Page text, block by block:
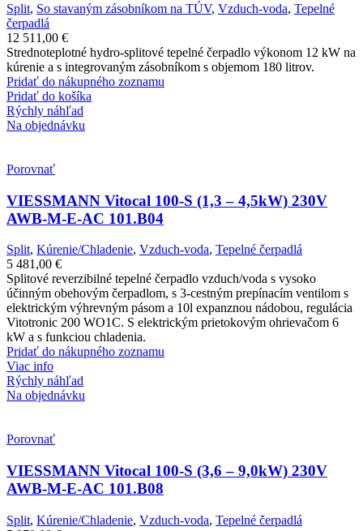
Split, So stavaným zásobníkom na TÚV, Vzduch-voda, Tepelné
čerpadlá
12 511,00 €
Strednoteplotné hydro-splitové tepelné čerpadlo výkonom 12 kW na
kúrenie a s integrovaným zásobníkom s objemom 180 litrov.
Pridať do nákupného zoznamu
Pridať do košíka
Rýchly náhľad
Na objednávku
Porovnať
VIESSMANN Vitocal 100-S (1,3 – 4,5kW) 230V
AWB-M-E-AC 101.B04
Split, Kúrenie/Chladenie, Vzduch-voda, Tepelné čerpadlá
5 481,00 €
Splitové reverzibilné tepelné čerpadlo vzduch/voda s vysoko
účinným obehovým čerpadlom, s 3-cestným prepínacím ventilom s
elektrickým výhrevným pásom a 10l expanznou nádobou, regulácia
Vitotronic 200 WO1C. S elektrickým prietokovým ohrievačom 6
kW a s funkciou chladenia.
Pridať do nákupného zoznamu
Viac info
Rýchly náhľad
Na objednávku
Porovnať
VIESSMANN Vitocal 100-S (3,6 – 9,0kW) 230V
AWB-M-E-AC 101.B08
Split, Kúrenie/Chladenie, Vzduch-voda, Tepelné čerpadlá